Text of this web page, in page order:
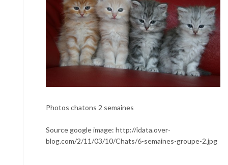
Photos chatons 2 semaines
Source google image: http://idata.over-
blog.com/2/11/03/10/Chats/6-semaines-groupe-2.jpg